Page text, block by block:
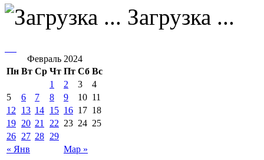
Загрузка ...
Февраль 2024
Пн Вт Ср Чт Пт Сб Вс
« Янв Мар »
1 2 3
4
5
6 7 8 9 10 11
12
13 14 15 16 17 18
19 20 21 22 23 24 25
26 27 28 29